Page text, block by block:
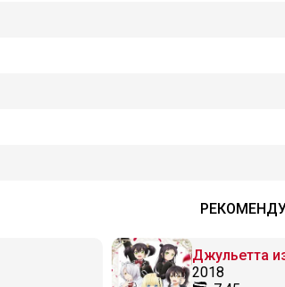
Джульетта
2018